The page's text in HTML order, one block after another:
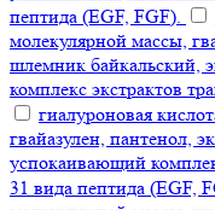
пептида (EGF, FGF).
молекулярной массы,
шлемник байкальский,
комплекс экстрактов
гиалуроновая
гвайазулен, пантенол,
успокаивающий
31 вида пептида (EGF,